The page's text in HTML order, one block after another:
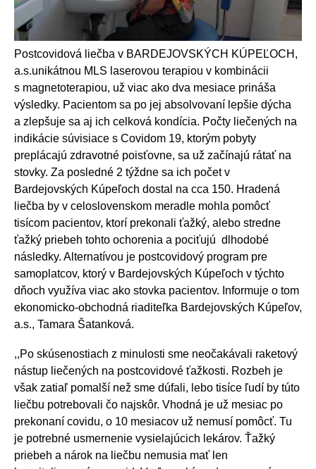
Postcovidová liečba v BARDEJOVSKÝCH KÚPEĽOCH,
a.s.unikátnou MLS laserovou terapiou v kombinácii
s magnetoterapiou, už viac ako dva mesiace prináša
výsledky. Pacientom sa po jej absolvovaní lepšie dýcha
a zlepšuje sa aj ich celková kondícia. Počty liečených na
indikácie súvisiace s Covidom 19, ktorým pobyty
preplácajú zdravotné poisťovne, sa už začínajú rátať na
stovky. Za posledné 2 týždne sa ich počet v
Bardejovských Kúpeľoch dostal na cca 150. Hradená
liečba by v celoslovenskom meradle mohla pomôcť
tisícom pacientov, ktorí prekonali ťažký, alebo stredne
ťažký priebeh tohto ochorenia a pociťujú dlhodobé
následky. Alternatívou je postcovidový program pre
samoplatcov, ktorý v Bardejovských Kúpeľoch v týchto
dňoch využíva viac ako stovka pacientov. Informuje o tom
ekonomicko-obchodná riaditeľka Bardejovských Kúpeľov,
a.s., Tamara Šatanková.
,,Po skúsenostiach z minulosti sme neočakávali raketový
nástup liečených na postcovidové ťažkosti. Rozbeh je
však zatiaľ pomalší než sme dúfali, lebo tisíce ľudí by túto
liečbu potrebovali čo najskôr. Vhodná je už mesiac po
prekonaní covidu, o 10 mesiacov už nemusí pomôcť. Tu
je potrebné usmernenie vysielajúcich lekárov. Ťažký
priebeh a nárok na liečbu nemusia mať len